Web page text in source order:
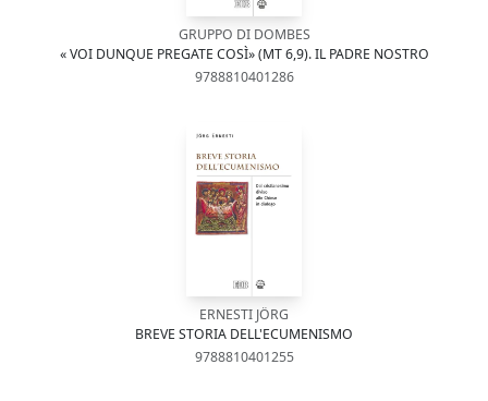
GRUPPO DI DOMBES
« VOI DUNQUE PREGATE COSÌ» (MT 6,9). IL PADRE NOSTRO
9788810401286
ERNESTI JÖRG
BREVE STORIA DELL'ECUMENISMO
9788810401255